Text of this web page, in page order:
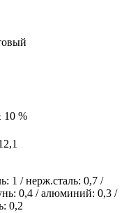
10 %
1 / нерж.сталь: 0,7 /
0,4 / алюминий: 0,3 /
0,2